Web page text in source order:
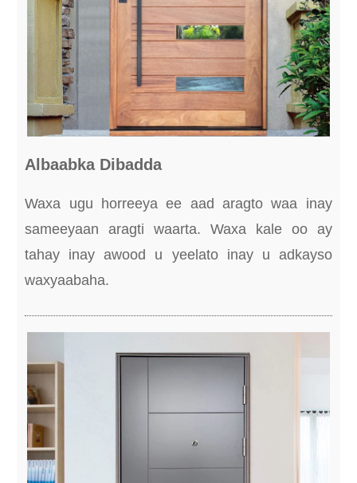
Albaabka Dibadda
Waxa ugu horreeya ee aad aragto waa inay
sameeyaan aragti waarta. Waxa kale oo ay
tahay inay awood u yeelato inay u adkayso
waxyaabaha.